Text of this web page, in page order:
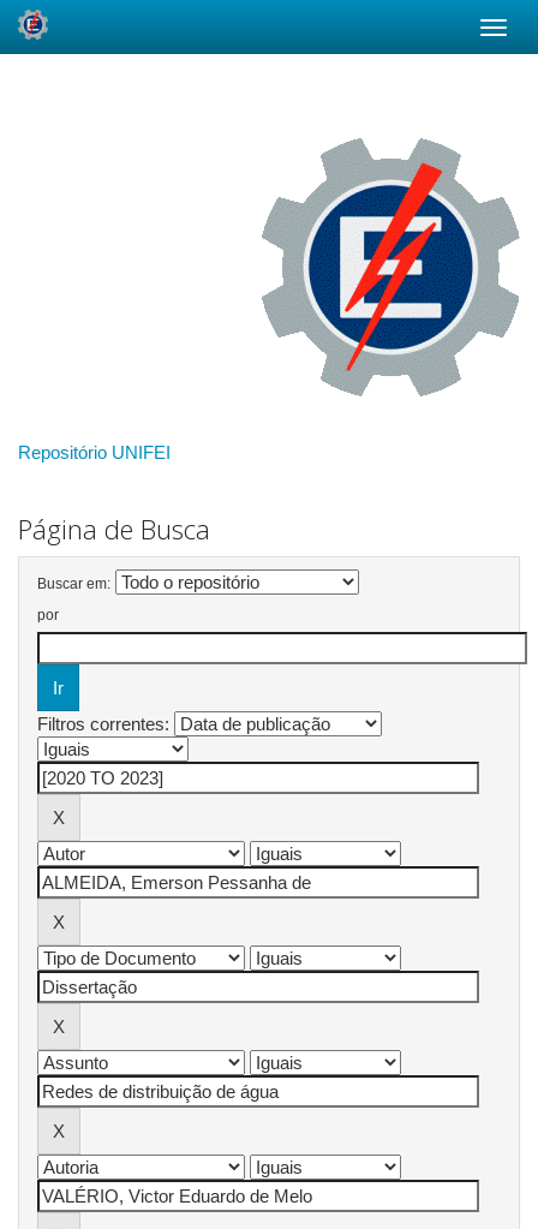
Repositório UNIFEI
Página de Busca
Buscar em:
por
Filtros correntes: